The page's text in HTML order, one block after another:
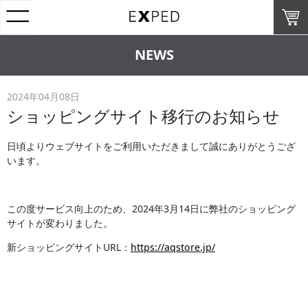
NEWS
2024年04月08日
ショッピングサイト移行のお知らせ
日頃よりウェブサイトをご利用いただきまして誠にありがとうござ
います。
この度サービス向上のため、2024年3月14日に弊社のショッピング
サイトが変わりました。
新ショッピングサイトURL： https://aqstore.jp/